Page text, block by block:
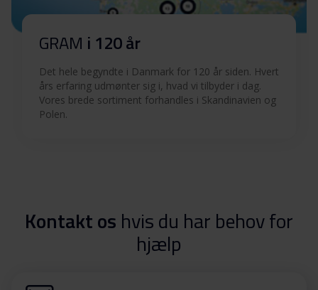
GRAM i 120 år
Det hele begyndte i Danmark for 120 år siden. Hvert
års erfaring udmønter sig i, hvad vi tilbyder i dag.
Vores brede sortiment forhandles i Skandinavien og
Polen.
Kontakt os hvis du har behov for
hjælp